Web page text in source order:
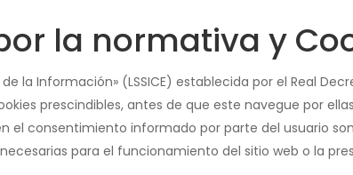
la normativa y
la Información» (LSSICE) establecida por el Real
prescindibles, antes de que este navegue por
el consentimiento informado por parte del usuario
para el funcionamiento del sitio web o la